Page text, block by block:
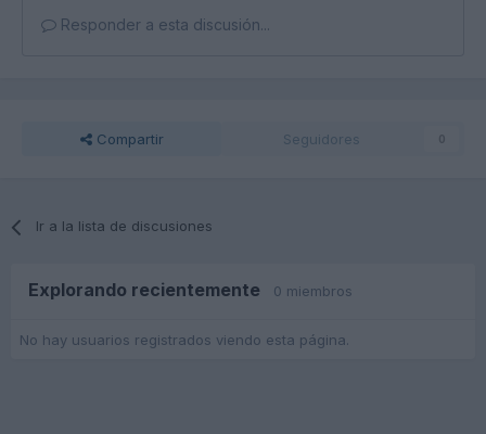
Responder a esta discusión...
Compartir Seguidores 0
Ir a la lista de discusiones
Explorando recientemente 0 miembros
No hay usuarios registrados viendo esta página.